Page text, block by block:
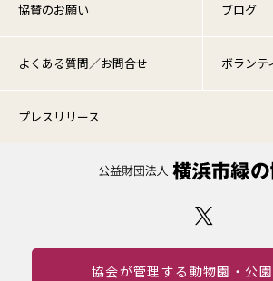
協賛のお願い ブログ
よくある質問／お問合せ ボランテ
プレスリリース
協会が管理する動物園・公